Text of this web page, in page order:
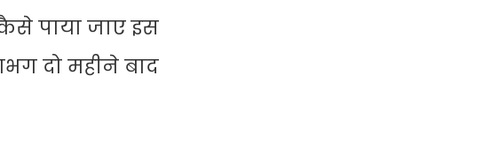
पाया जाए इस
दो महीने बाद